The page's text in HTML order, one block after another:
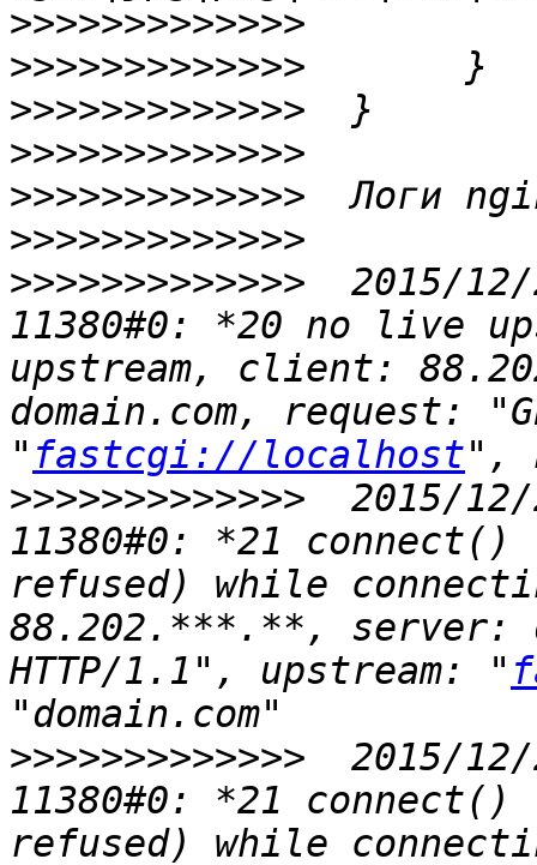
>>>>>>>>>>>>>
>>>>>>>>>>>>>
>>>>>>>>>>>>>
>>>>>>>>>>>>>
>>>>>>>>>>>>>
>>>>>>>>>>>>>
>>>>>>>>>>>>> 2015/
11380#0: *20 no live
upstream, client:
domain.com, request:
" fastcgi://localhost
>>>>>>>>>>>>> 2015/
11380#0: *21
refused) while
88.202.***.**, server:
HTTP/1.1", upstream: "
>>>>>>>>>>>>> 2015/
11380#0: *21
refused) while